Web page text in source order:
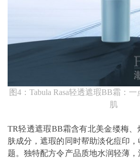
图4：Tabula Rasa轻透遮瑕BB霜：
肌
TR轻透遮瑕BB霜含有北美金缕梅
肤成分，遮瑕的同时帮助淡化痘印
题。独特配方令产品质地水润轻薄